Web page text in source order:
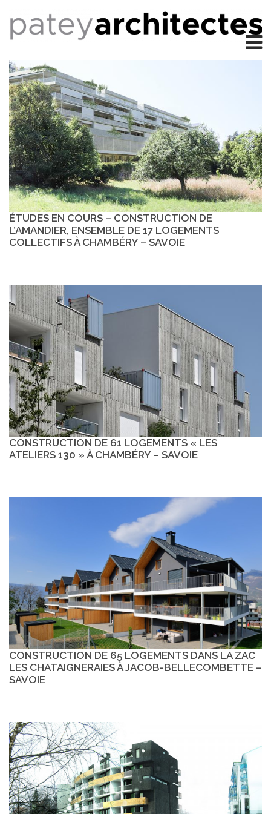
ÉTUDES EN COURS – CONSTRUCTION DE
L’AMANDIER, ENSEMBLE DE 17 LOGEMENTS
COLLECTIFS À CHAMBÉRY – SAVOIE
CONSTRUCTION DE 61 LOGEMENTS « LES
ATELIERS 130 » À CHAMBÉRY – SAVOIE
CONSTRUCTION DE 65 LOGEMENTS DANS LA ZAC
LES CHATAIGNERAIES À JACOB-BELLECOMBETTE –
SAVOIE